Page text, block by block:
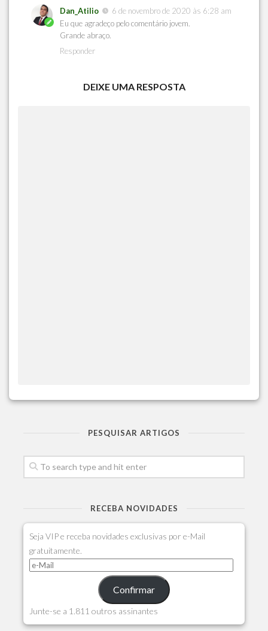
Dan_Atilio
6 de novembro de 2020 às 6:28 am
Eu que agradeço pelo comentário jovem.
Grande abraço.
Responder
DEIXE UMA RESPOSTA
PESQUISAR ARTIGOS
RECEBA NOVIDADES
Seja VIP e receba novidades exclusivas por e-Mail
gratuitamente.
Confirmar
Junte-se a 1.811 outros assinantes